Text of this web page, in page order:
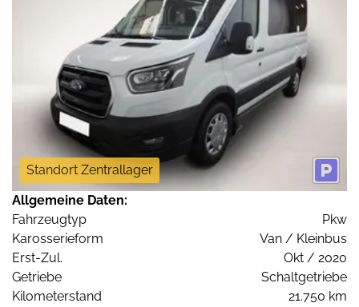
Standort Zentrallager
Allgemeine Daten:
Fahrzeugtyp
Pkw
Karosserieform
Van / Kleinbus
Erst-Zul.
Okt / 2020
Getriebe
Schaltgetriebe
Kilometerstand
21.750 km